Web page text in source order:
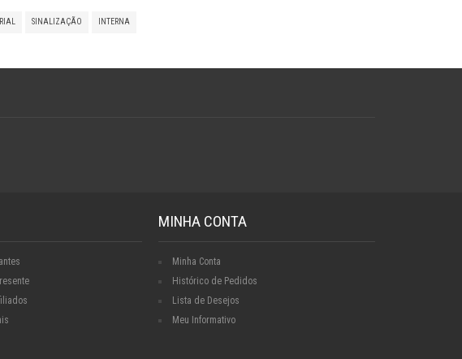
SINALIZAÇÃO INTERNA
MINHA CONTA
Minha Conta
Histórico de Pedidos
Lista de Desejos
Meu Informativo